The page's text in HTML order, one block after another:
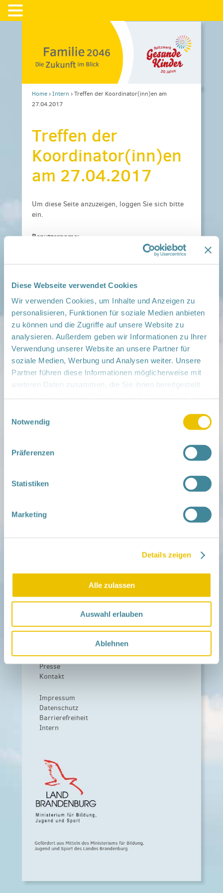
Diese Webseite verwendet Cookies
Wir verwenden Cookies, um Inhalte und Anzeigen zu
personalisieren, Funktionen für soziale Medien anbieten
zu können und die Zugriffe auf unsere Website zu
analysieren. Außerdem geben wir Informationen zu Ihrer
Verwendung unserer Website an unsere Partner für
soziale Medien, Werbung und Analysen weiter. Unsere
Partner führen diese Informationen möglicherweise mit
weiteren Daten zusammen, die Sie ihnen bereitgestellt
Notwendig
Präferenzen
Statistiken
Marketing
Details zeigen
Alle zulassen
Auswahl erlauben
Ablehnen
Home›Intern ›Treffen der Koordinator(inn)en am
27.04.2017
Treffen der
Koordinator(inn)en
am 27.04.2017
Um diese Seite anzuzeigen, loggen Sie sich bitte
ein.
Benutzername:
Passwort:
Angemeldet bleiben
Passwort vergessen?
in der Schwangerschaft
Netzwerk-Kompass
Aktuelles
Träger und Förderer
Kooperationen
Förderer werden / Spenden
Different Languages
Presse
Kontakt
Impressum
Datenschutz
Barrierefreiheit
Intern